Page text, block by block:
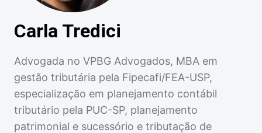
Carla Tredici
Advogada no VPBG Advogados, MBA em
gestão tributária pela Fipecafi/FEA-USP,
especialização em planejamento contábil
tributário pela PUC-SP, planejamento
patrimonial e sucessório e tributação de